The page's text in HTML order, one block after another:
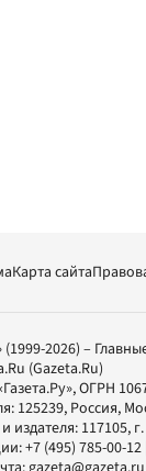
Карта сайта
2026) –
(Gazeta.Ru)
, ОГРН
125239, Россия,
издателя: 117105, г.
+7 (495) 785-00-12